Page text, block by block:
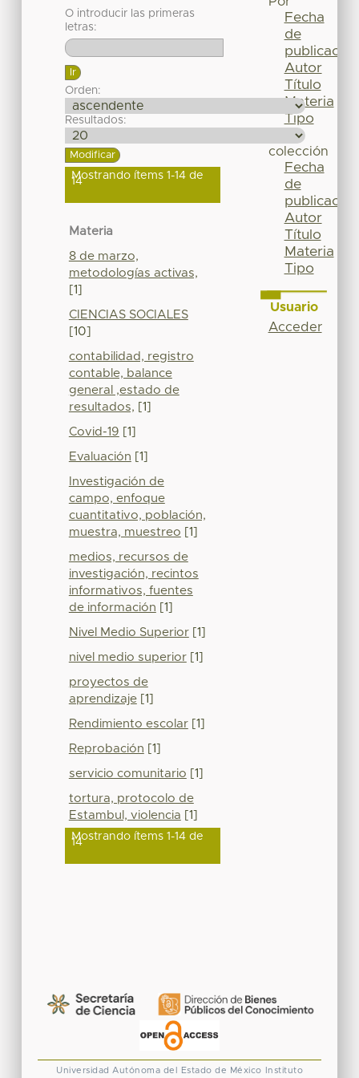
O introducir las primeras
letras:
Orden:
Resultados:
Mostrando ítems 1-14 de
14
Materia
8 de marzo,
metodologías activas,
[1]
CIENCIAS SOCIALES
[10]
contabilidad, registro
contable, balance
general ,estado de
resultados, [1]
Covid-19 [1]
Evaluación [1]
Investigación de
campo, enfoque
cuantitativo, población,
muestra, muestreo [1]
medios, recursos de
investigación, recintos
informativos, fuentes
de información [1]
Nivel Medio Superior[1]
nivel medio superior[1]
proyectos de
aprendizaje[1]
Rendimiento escolar[1]
Reprobación [1]
servicio comunitario [1]
tortura, protocolo de
Estambul, violencia [1]
Mostrando ítems 1-14 de
14
Fecha
de
publicación
Autor
Título
Materia
Tipo
colección
Fecha
de
publicación
Autor
Título
Materia
Tipo
Usuario
Acceder
Universidad Autónoma del Estado de México Instituto